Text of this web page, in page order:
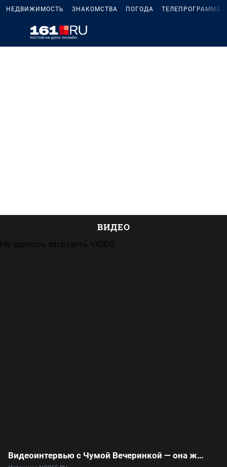
НЕДВИЖИМОСТЬ ЗНАКОМСТВА ПОГОДА ТЕЛЕПРОГРАММА
ВИДЕО
Не удалось загрузить VIQEO
Видеоинтервью с Чумой Вечеринкой — она же блогер Вика Чуманова — о моде, детстве на Севере и диалектах